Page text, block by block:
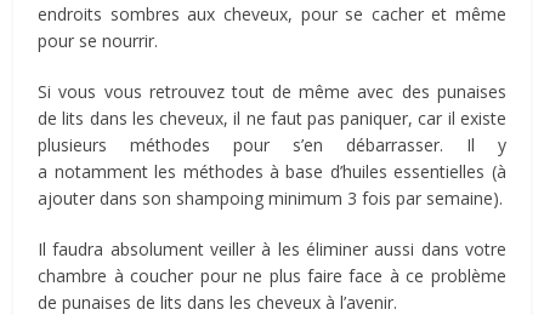
endroits sombres aux cheveux, pour se cacher et même
pour se nourrir.
Si vous vous retrouvez tout de même avec des punaises
de lits dans les cheveux, il ne faut pas paniquer, car il existe
plusieurs méthodes pour s’en débarrasser. Il y
a notamment les méthodes à base d’huiles essentielles (à
ajouter dans son shampoing minimum 3 fois par semaine).
Il faudra absolument veiller à les éliminer aussi dans votre
chambre à coucher pour ne plus faire face à ce problème
de punaises de lits dans les cheveux à l’avenir.